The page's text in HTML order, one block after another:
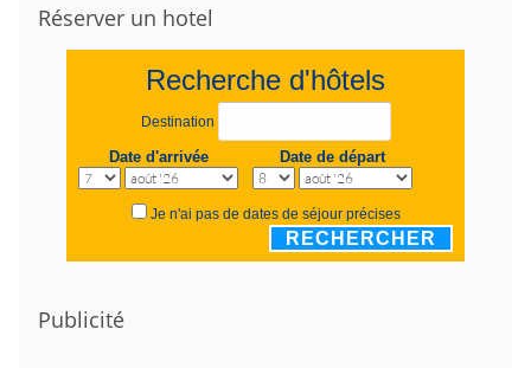
Réserver un hotel
Recherche d'hôtels
Destination
Date d'arrivée Date de départ
Je n'ai pas de dates de séjour précises
RECHERCHER
Publicité